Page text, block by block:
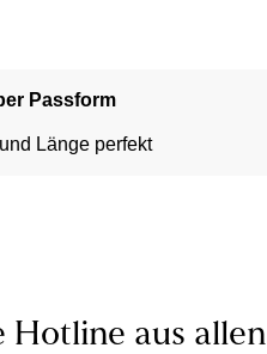
Passform
Länge perfekt
Hotline aus allen